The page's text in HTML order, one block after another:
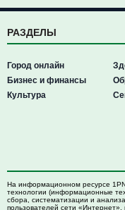
РАЗДЕЛЫ
Город онлайн
Бизнес и финансы
Культура
На информационном ресурсе
технологии (информационные
сбора, систематизации и
пользователей сети